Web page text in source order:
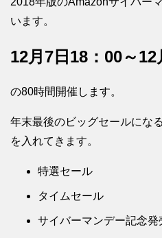
います。
12月7日18：00～
の80時間開催します。
年末最後のビッグセールにな
を入れてきます。
特選セール
タイムセール
サイバーマンデー記念発